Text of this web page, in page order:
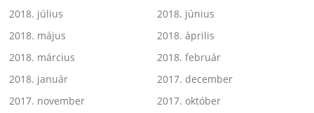
2018. július
2018. június
2018. május
2018. április
2018. március
2018. február
2018. január
2017. december
2017. november
2017. október